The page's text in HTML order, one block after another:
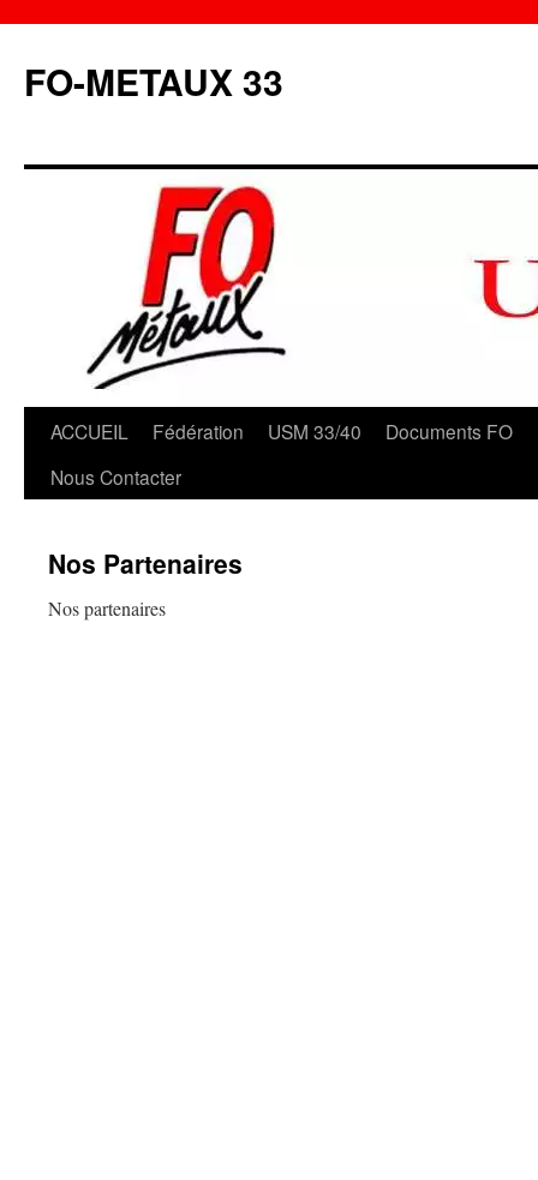
contenu
FO-METAUX 33
ACCUEIL Fédération USM 33/40 Documents FO
Nous Contacter
Nos Partenaires
Nos partenaires